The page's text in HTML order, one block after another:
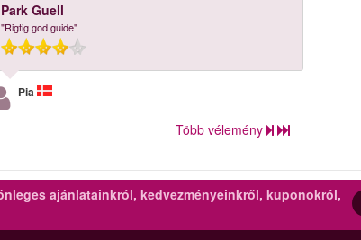
Park Guell
"Rigtig god guide"
Pia
Több vélemény
ajánlatainkról, kedvezményeinkről, kuponokról,